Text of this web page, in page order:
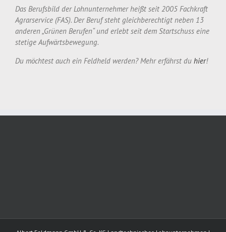
Das Berufsbild der Lohnunternehmer heißt seit 2005 Fachkraft
Agrarservice (FAS). Der Beruf steht gleichberechtigt neben 13
anderen „Grünen Berufen“ und erlebt seit dem Startschuss eine
stetige Aufwärtsbewegung.
Du möchtest auch ein Feldheld werden? Mehr erfährst du hier!